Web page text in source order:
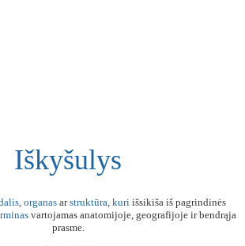
Iškyšulys
, organas arstruktūra, kuri išsikiša iš pagrindinės
vartojamas anatomijoje, geografijoje ir bendrąja
prasme.